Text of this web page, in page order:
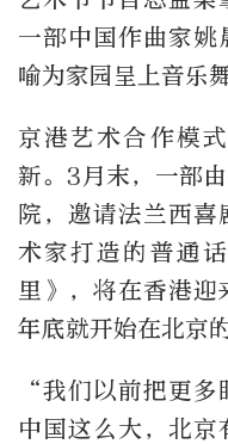
一部中国作曲家姚
喻为家园呈上音乐舞
京港艺术合作模
新。3月末，一部
院，邀请法兰西
术家打造的普通
里》，将在香港
年底就开始在北京
“我们以前把更多
中国这么大，北京